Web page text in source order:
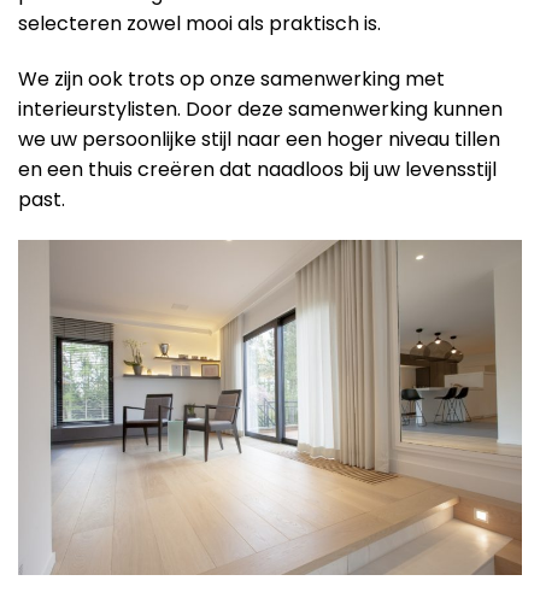
selecteren zowel mooi als praktisch is.
We zijn ook trots op onze samenwerking met
interieurstylisten. Door deze samenwerking kunnen
we uw persoonlijke stijl naar een hoger niveau tillen
en een thuis creëren dat naadloos bij uw levensstijl
past.